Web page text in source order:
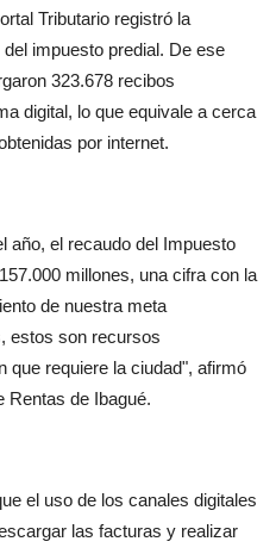
Tributario registró la
impuesto predial. De ese
323.678 recibos
digital, lo que equivale a cerca
por internet.
año, el recaudo del Impuesto
millones, una cifra con la
de nuestra meta
estos son recursos
que requiere la ciudad", afirmó
Rentas de Ibagué.
el uso de los canales digitales
las facturas y realizar